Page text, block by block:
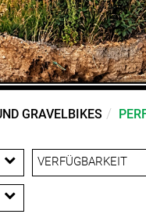
GRAVELBIKES
VERFÜGBARKEIT